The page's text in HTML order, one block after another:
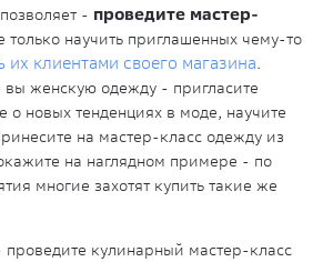
- проведите мастер-
только научить приглашенных чему-то
их клиентами своего магазина.
женскую одежду - пригласите
о новых тенденциях в моде, научите
на мастер-класс одежду из
на наглядном примере - по
многие захотят купить такие же
кулинарный мастер-класс